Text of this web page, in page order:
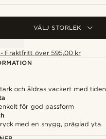
VÄLJ STORLEK
Fraktfritt över 595,00 kr
och åldras vackert med tiden
för god passform
med en snygg, präglad yta.